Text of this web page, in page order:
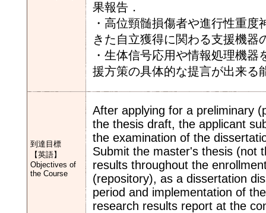
果報告．
・高位頸髄損傷者や進行性重
きた自立獲得に関わる支援機
・生体信号応用や情報処理機
援方策の具体的な提言が出来る
到達目標
【英語】
Objectives of
the Course
After applying for a preliminary
the thesis draft, the applicant
the examination of the
Submit the master's thesis (not
results throughout the
(repository), as a dissertation
period and implementation of
research results report at the